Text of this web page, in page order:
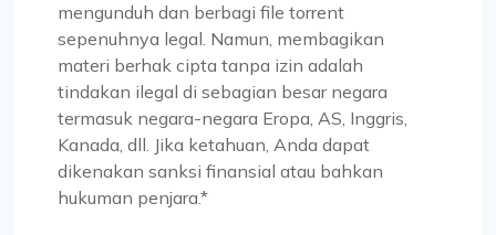
mengunduh dan berbagi file torrent
sepenuhnya legal. Namun, membagikan
materi berhak cipta tanpa izin adalah
tindakan ilegal di sebagian besar negara
termasuk negara-negara Eropa, AS, Inggris,
Kanada, dll. Jika ketahuan, Anda dapat
dikenakan sanksi finansial atau bahkan
hukuman penjara.*